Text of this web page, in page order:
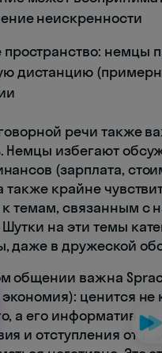
неискренности
пространство: немцы
дистанцию
речи также
Немцы избегают
(зарплата,
также крайне
к темам, связанным с
на эти темы
даже в дружеской
общении важна
ценится не
а его
и отступления от